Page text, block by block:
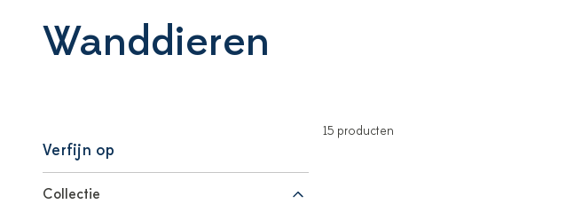
Wanddieren
Verfijn op
Collectie
15 producten